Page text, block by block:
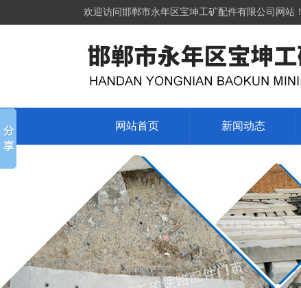
欢迎访问邯郸市永年区宝坤工矿配件有限公司网站！
网站首页 新闻动态